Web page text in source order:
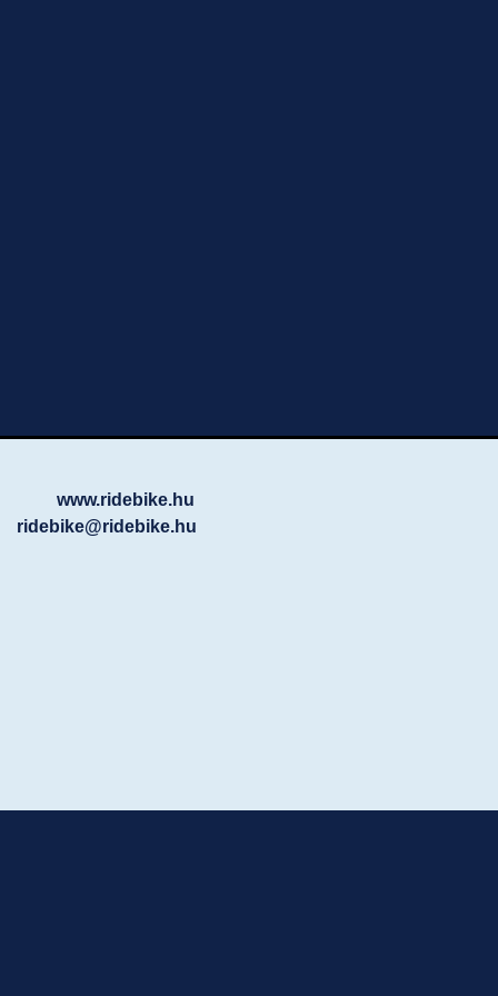
www.ridebike.hu
ridebike@ridebike.hu